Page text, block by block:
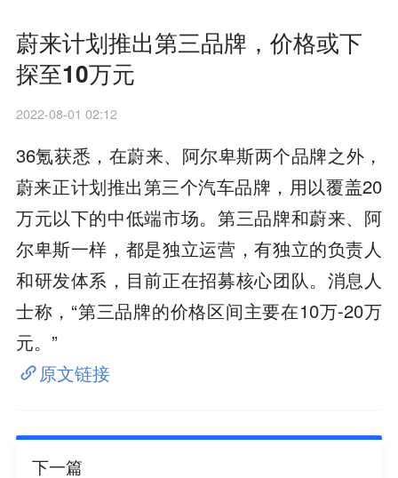
蔚来计划推出第三品牌，价格或下
探至10万元
2022-08-01 02:12
36氪获悉，在蔚来、阿尔卑斯两个品牌之外，
蔚来正计划推出第三个汽车品牌，用以覆盖20
万元以下的中低端市场。第三品牌和蔚来、阿
尔卑斯一样，都是独立运营，有独立的负责人
和研发体系，目前正在招募核心团队。消息人
士称，“第三品牌的价格区间主要在10万-20万
元。”
原文链接
下一篇